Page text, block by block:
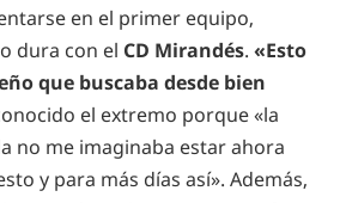
en el primer equipo,
dura con el CD Mirandés. «Esto
que buscaba desde bien
el extremo porque «la
no me imaginaba estar ahora
y para más días así». Además,